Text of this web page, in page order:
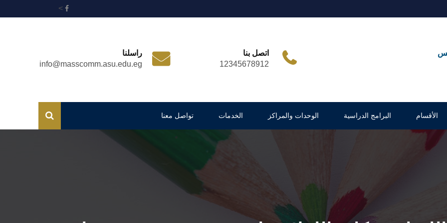
>
اتصل بنا
12345678912
راسلنا
info@masscomm.asu.edu.eg
الأقسام البرامج الدراسية الوحدات والمراكز الخدمات تواصل معنا